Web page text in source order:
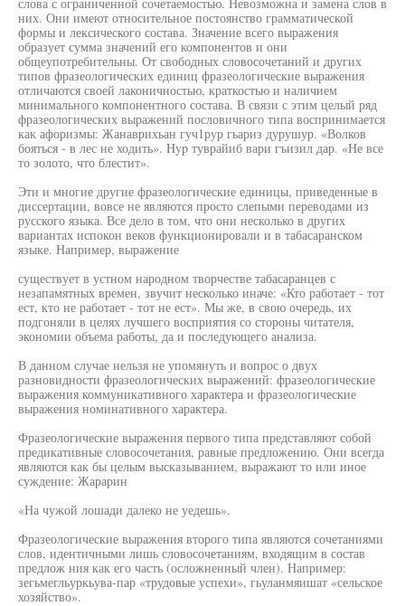
них. Они имеют относительное постоянство грамматической
формы и лексического состава. Значение всего выражения
образует сумма значений его компонентов и они
общеупотребительны. От свободных словосочетаний и других
типов фразеологических единиц фразеологические выражения
отличаются своей лаконичностью, краткостью и наличием
минимального компонентного состава. В связи с этим целый ряд
фразеологических выражений пословичного типа воспринимается
как афоризмы: Жанаврихьан гуч1рур гьариз дурушур. «Волков
бояться - в лес не ходить». Hyp туврайиб вари гъизил дар. «Не все
то золото, что блестит».
Эти и многие другие фразеологические единицы, приведенные в
диссертации, вовсе не являются просто слепыми переводами из
русского языка. Все дело в том, что они несколько в других
вариантах испокон веков функционировали и в табасаранском
языке. Например, выражение
существует в устном народном творчестве табасаранцев с
незапамятных времен, звучит несколько иначе: «Кто работает - тот
ест, кто не работает - тот не ест». Мы же, в свою очередь, их
подгоняли в целях лучшего восприятия со стороны читателя,
экономии объема работы, да и последующего анализа.
В данном случае нельзя не упомянуть и вопрос о двух
разновидности фразеологических выражений: фразеологические
выражения коммуникативного характера и фразеологические
выражения номинативного характера.
Фразеологические выражения первого типа представляют собой
предикативные словосочетания, равные предложению. Они всегда
являются как бы целым высказыванием, выражают то или иное
суждение: Жарарин
«На чужой лошади далеко не уедешь».
Фразеологические выражения второго типа являются сочетаниями
слов, идентичными лишь словосочетаниям, входящим в состав
предлож ния как его часть (осложненный член). Например:
зегьмегльуркьува-пар «трудовые успехи», гьуланмяишат «сельское
хозяйство».